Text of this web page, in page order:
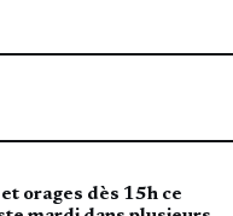
orages dès 15h ce